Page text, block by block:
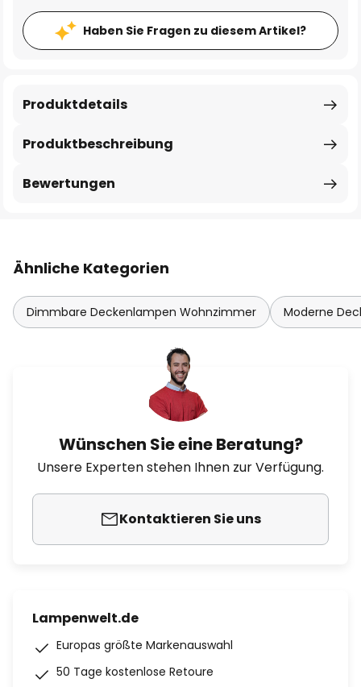
Haben Sie Fragen zu diesem Artikel?
Produktbeschreibung
Produktdetails
Bewertungen
Ähnliche Kategorien
Dimmbare Deckenlampen Wohnzimmer Moderne
Wünschen Sie eine Beratung?
Unsere Experten stehen Ihnen zur Verfügung.
Kontaktieren Sie uns
Lampenwelt.de
Europas größte Markenauswahl
50 Tage kostenlose Retoure